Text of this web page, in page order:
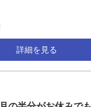
詳細を見る